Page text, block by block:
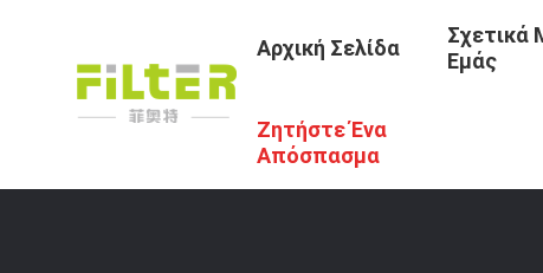
Αρχική Σελίδα
Σχετικά
Εμάς
Ζητήστε Ένα
Απόσπασμα
Αρχική Σελίδα Προϊόντα / Σάκοι Φίλτρου Baghouse